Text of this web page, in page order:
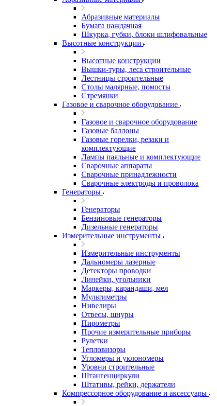
Абразивные материалы
Бумага наждачная
Шкурка, губки, блоки шлифовальные
Высотные конструкции
Высотные конструкции
Вышки-туры, леса строительные
Лестницы строительные
Столы малярные, помосты
Стремянки
Газовое и сварочное оборудование
Газовое и сварочное оборудование
Газовые баллоны
Газовые горелки, резаки и
комплектующие
Лампы паяльные и комплектующие
Сварочные аппараты
Сварочные принадлежности
Сварочные электроды и проволока
Генераторы
Генераторы
Бензиновые генераторы
Дизельные генераторы
Измерительные инструменты
Измерительные инструменты
Дальномеры лазерные
Детекторы проводки
Линейки, угольники
Маркеры, карандаши, мел
Мультиметры
Нивелиры
Отвесы, шнуры
Пирометры
Прочие измерительные приборы
Рулетки
Тепловизоры
Угломеры и уклономеры
Уровни строительные
Штангенциркули
Штативы, рейки, держатели
Компрессорное оборудование и аксессуары